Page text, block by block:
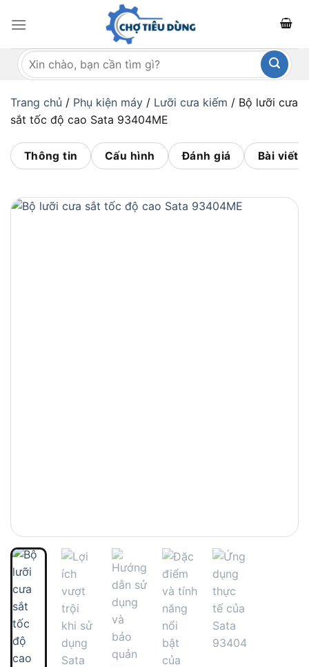
qua
dungTìm
kiếm:
Trang chủ / Phụ kiện máy / Lưỡi cưa kiếm / Bộ lưỡi cưa
sắt tốc độ cao Sata 93404ME
Thông tin Cấu hình Đánh giá Bài viết